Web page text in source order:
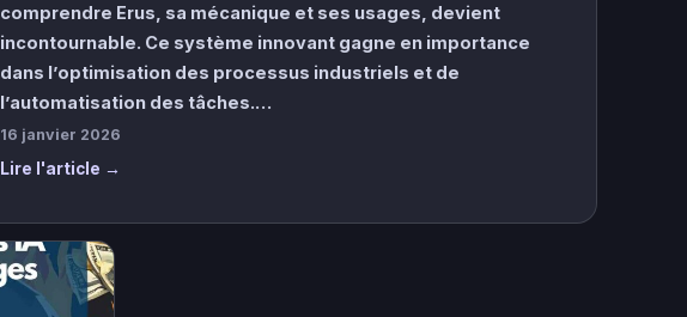
comprendre Erus, sa mécanique et ses usages, devient
incontournable. Ce système innovant gagne en importance
dans l’optimisation des processus industriels et de
l’automatisation des tâches.…
16 janvier 2026
Lire l'article →